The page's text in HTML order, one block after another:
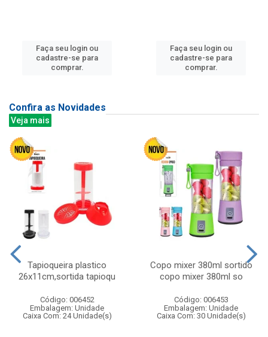
Faça seu login ou
cadastre-se para
comprar.
Faça seu login ou
cadastre-se para
comprar.
Confira as Novidades
Veja mais
Tapioqueira plastico
26x11cm,sortida tapioqu
Código: 006452
Embalagem: Unidade
Caixa Com: 24 Unidade(s)
Copo mixer 380ml sortido
copo mixer 380ml so
Código: 006453
Embalagem: Unidade
Caixa Com: 30 Unidade(s)